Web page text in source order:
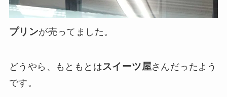
プリンが売ってました。
どうやら、もともとはスイーツ屋さんだったよう
です。